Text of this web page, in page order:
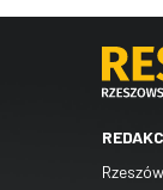
Rzeszów